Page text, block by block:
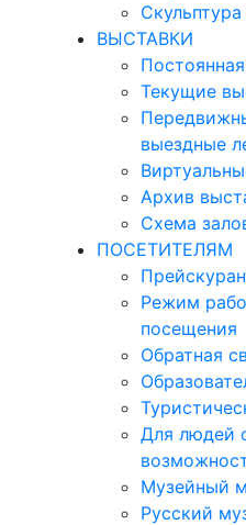
Скульптура
ВЫСТАВКИ
Текущие
выездные
Архив
Схема
ПОСЕТИТЕЛЯМ
Режим
посещения
Обратная
Для людей
Музейный
Русский